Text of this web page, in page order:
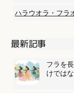
ハラウオラ・フラ
最新記事
フラを
けでは